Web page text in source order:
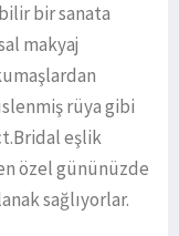
bir sanata
makyaj
rüya gibi
eşlik
özel gününüzde
sağlıyorlar.